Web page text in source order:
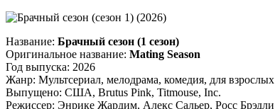
Название: Брачный сезон (1 сезон)
Оригинальное название: Mating Season
Год выпуска: 2026
Жанр: Мультсериал, мелодрама, комедия, для взрослых
Выпущено: США, Brutus Pink, Titmouse, Inc.
Режиссер: Энрике Жардим, Алекс Сальер, Росс Брэдли